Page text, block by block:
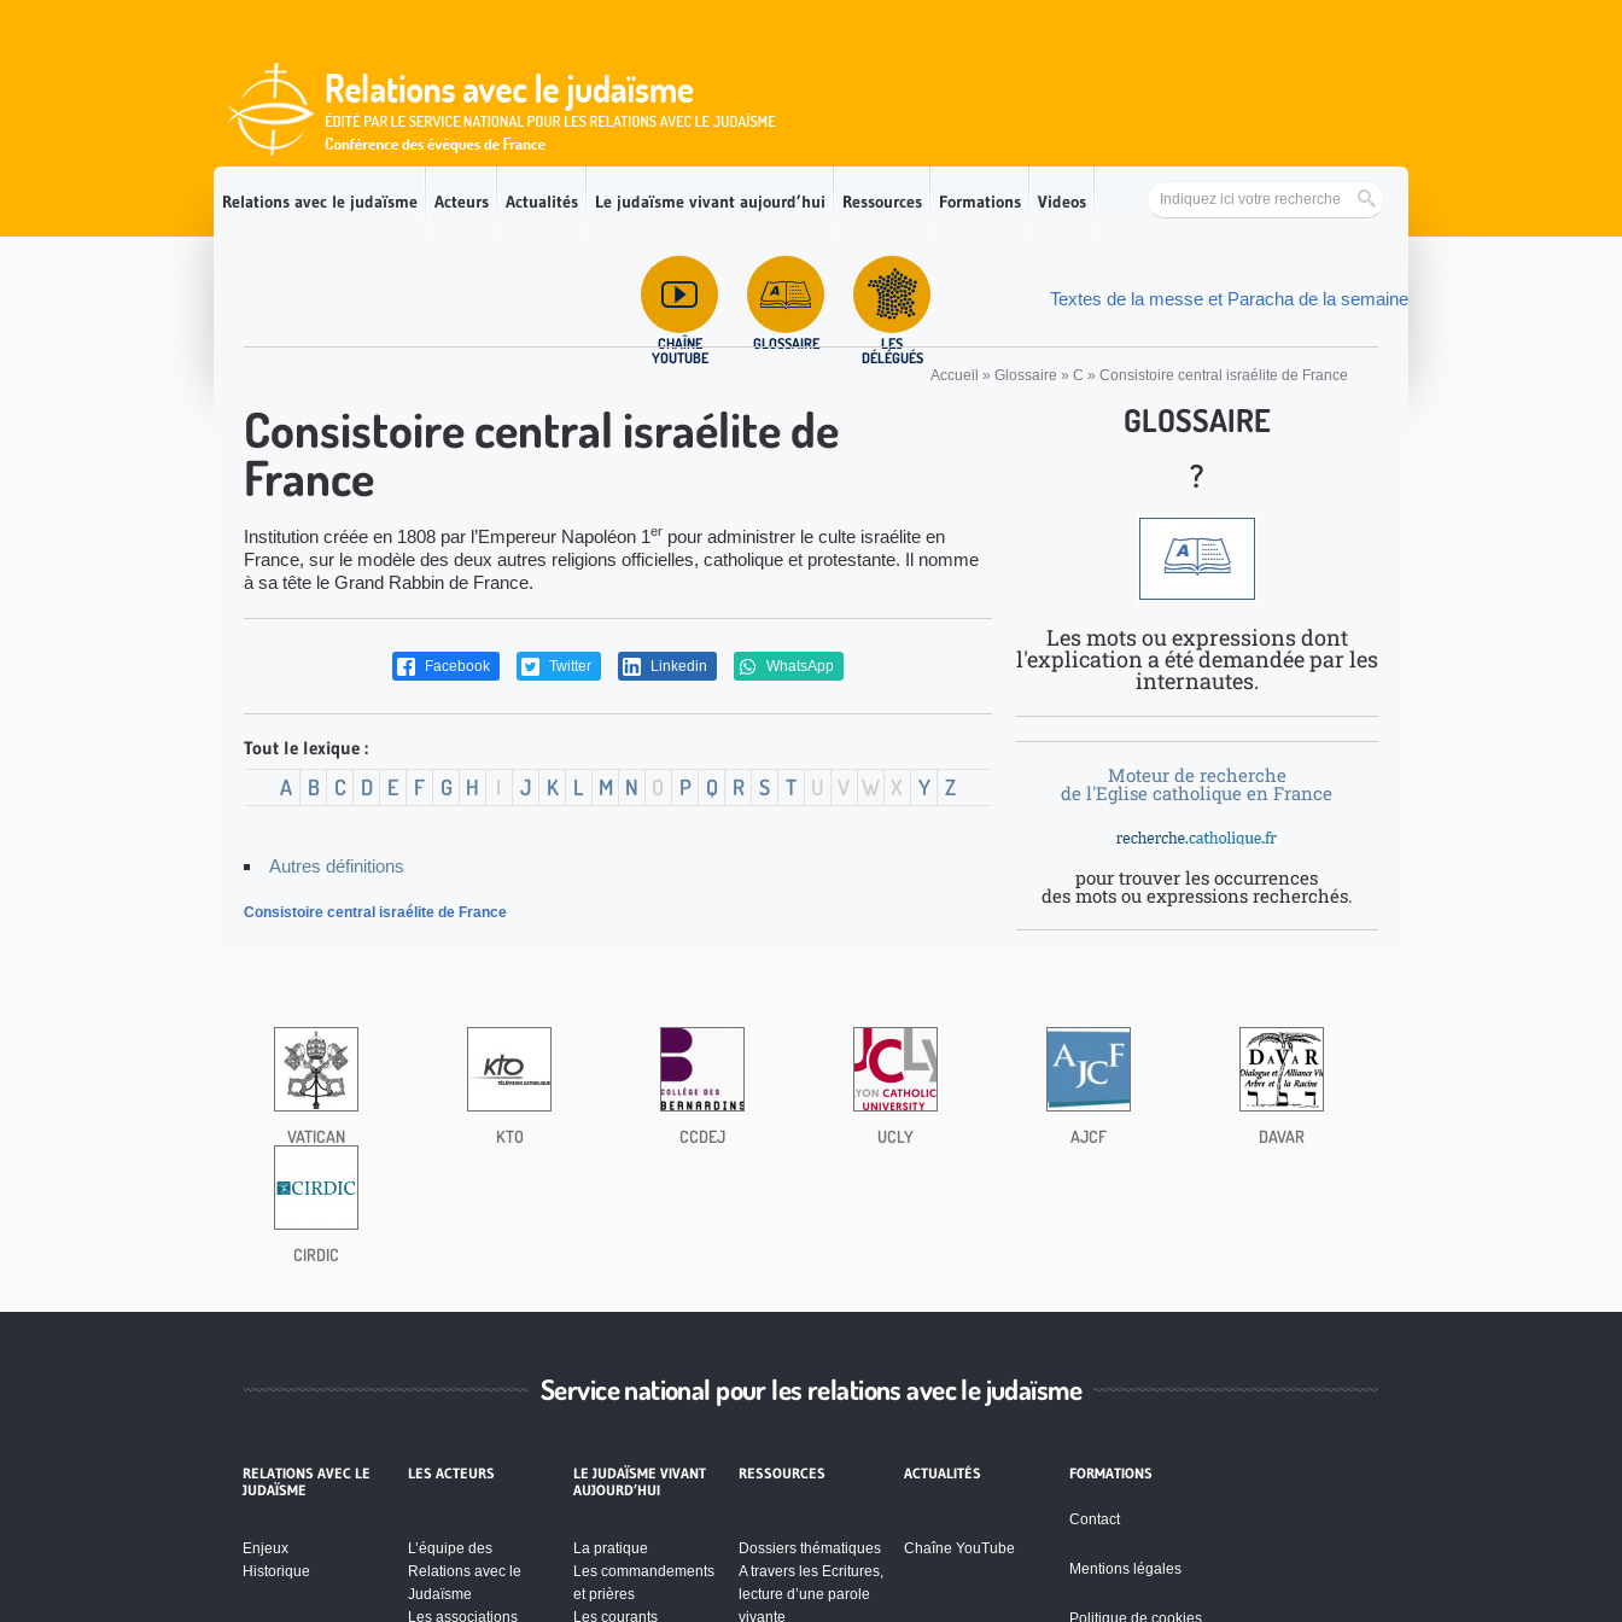
Relations avec le judaïsme Acteurs Actualités Le judaïsme vivant aujourd’hui Ressources Formations Videos
CHAÎNE
YOUTUBE
GLOSSAIRE
LES
DÉLÉGUÉS
Textes de la messe et Paracha de la semaine
Accueil » Glossaire » C » Consistoire central israélite de France
Consistoire central israélite de
France
Institution créée en 1808 par l’Empereur Napoléon 1er pour administrer le culte israélite en
France, sur le modèle des deux autres religions officielles, catholique et protestante. Il nomme
à sa tête le Grand Rabbin de France.
Facebook Twitter Linkedin WhatsApp
Tout le lexique :
A B C D E F G H I J K L M N O P Q R S T U V W X Y Z
Autres définitions
Consistoire central israélite de France
GLOSSAIRE
?
Les mots ou expressions dont
l'explication a été demandée par les
internautes.
Moteur de recherche
de l'Eglise catholique en France
pour trouver les occurrences
des mots ou expressions recherchés.
VATICAN KTO CCDEJ UCLY AJCF DAVAR
CIRDIC
Service national pour les relations avec le judaïsme
RELATIONS AVEC LE
JUDAÏSME
Enjeux
Historique
LES ACTEURS
L’équipe des
Relations avec le
Judaïsme
Les associations
LE JUDAÏSME VIVANT
AUJOURD’HUI
La pratique
Les commandements
et prières
Les courants
RESSOURCES
Dossiers thématiques
A travers les Ecritures,
lecture d’une parole
vivante
ACTUALITÉS
Chaîne YouTube
FORMATIONS
Contact
Mentions légales
Politique de cookies